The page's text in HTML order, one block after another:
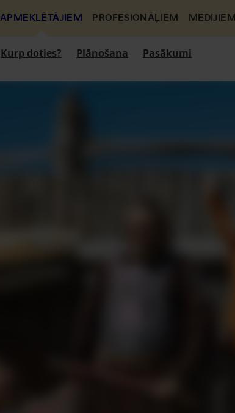
APMEKLĒTĀJIEM PROFESIONĀĻIEM MEDIJIEM
Kurp doties? Plānošana Pasākumi